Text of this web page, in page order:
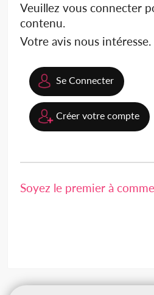
Veuillez vous connecter
contenu.
Votre avis nous intéresse.
Se Connecter
Créer votre compte
Soyez le premier à